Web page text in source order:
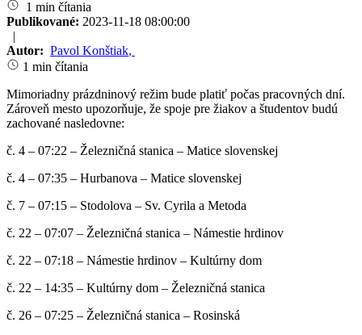
1 min čítania
Publikované: 2023-11-18 08:00:00
|
Autor: Pavol Konštiak,
1 min čítania
Mimoriadny prázdninový režim bude platiť počas pracovných dní.
Zároveň mesto upozorňuje, že spoje pre žiakov a študentov budú
zachované nasledovne:
č. 4 – 07:22 – Železničná stanica – Matice slovenskej
č. 4 – 07:35 – Hurbanova – Matice slovenskej
č. 7 – 07:15 – Stodolova – Sv. Cyrila a Metoda
č. 22 – 07:07 – Železničná stanica – Námestie hrdinov
č. 22 – 07:18 – Námestie hrdinov – Kultúrny dom
č. 22 – 14:35 – Kultúrny dom – Železničná stanica
č. 26 – 07:25 – Železničná stanica – Rosinská